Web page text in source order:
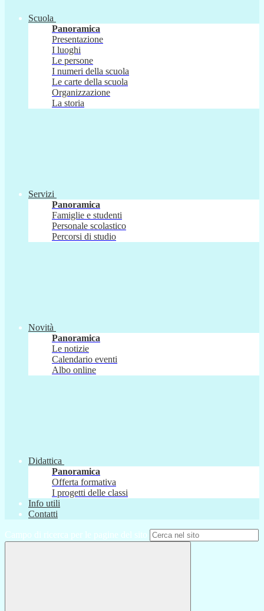
Scuola
Panoramica
Presentazione
I luoghi
Le persone
I numeri della scuola
Le carte della scuola
Organizzazione
La storia
Servizi
Panoramica
Famiglie e studenti
Personale scolastico
Percorsi di studio
Novità
Panoramica
Le notizie
Calendario eventi
Albo online
Didattica
Panoramica
Offerta formativa
I progetti delle classi
Info utili
Contatti
Campo di ricerca per le pagine del sito